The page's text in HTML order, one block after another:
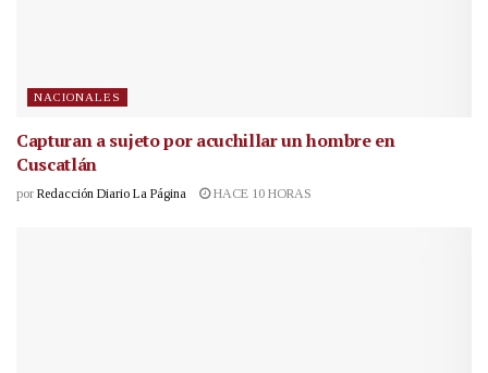
NACIONALES
Capturan a sujeto por acuchillar un hombre en
Cuscatlán
por Redacción Diario La Página HACE 10 HORAS